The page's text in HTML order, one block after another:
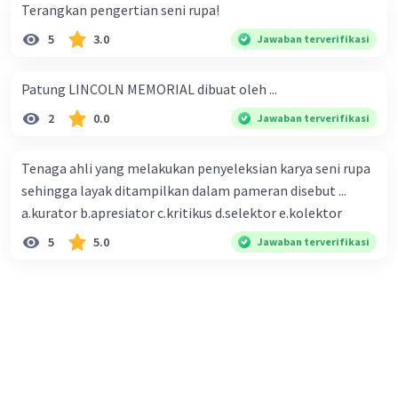
Terangkan pengertian seni rupa!
5 3.0 Jawaban terverifikasi
Patung LINCOLN MEMORIAL dibuat oleh ...
2 0.0 Jawaban terverifikasi
Tenaga ahli yang melakukan penyeleksian karya seni rupa
sehingga layak ditampilkan dalam pameran disebut ...
a.kurator b.apresiator c.kritikus d.selektor e.kolektor
5 5.0 Jawaban terverifikasi